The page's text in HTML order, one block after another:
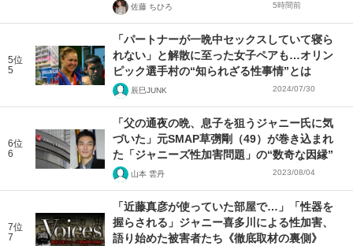
佐藤 ちひろ 5時間前
5位
5
「パートナーが一晩中セックスしていて寝ら
れない」と解散に至った女子ペアも…オリン
ピック選手村の“知られざる性事情”とは
辰巳JUNK 2024/07/30
6位
6
「父の通夜の晩、息子を狙うジャニー氏に気
づいた」元SMAP草彅剛（49）が巻き込まれ
た「ジャニーズ性加害問題」の“数奇な因縁”
山本 雲丹 2023/08/04
7位
7
「近藤真彦が使っていた部屋で…」「性器を
握らされる」ジャニー喜多川による性加害、
語り始めた被害者たち《徹底取材の裏側》